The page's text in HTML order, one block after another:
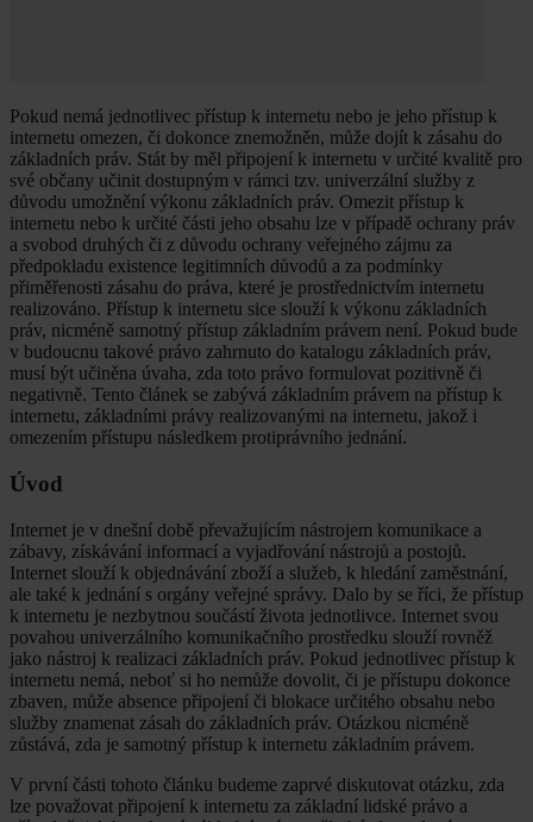
Pokud nemá jednotlivec přístup k internetu nebo je jeho přístup k
internetu omezen, či dokonce znemožněn, může dojít k zásahu do
základních práv. Stát by měl připojení k internetu v určité kvalitě pro
své občany učinit dostupným v rámci tzv. univerzální služby z
důvodu umožnění výkonu základních práv. Omezit přístup k
internetu nebo k určité části jeho obsahu lze v případě ochrany práv
a svobod druhých či z důvodu ochrany veřejného zájmu za
předpokladu existence legitimních důvodů a za podmínky
přiměřenosti zásahu do práva, které je prostřednictvím internetu
realizováno. Přístup k internetu sice slouží k výkonu základních
práv, nicméně samotný přístup základním právem není. Pokud bude
v budoucnu takové právo zahrnuto do katalogu základních práv,
musí být učiněna úvaha, zda toto právo formulovat pozitivně či
negativně. Tento článek se zabývá základním právem na přístup k
internetu, základními právy realizovanými na internetu, jakož i
omezením přístupu následkem protiprávního jednání.
Úvod
Internet je v dnešní době převažujícím nástrojem komunikace a
zábavy, získávání informací a vyjadřování nástrojů a postojů.
Internet slouží k objednávání zboží a služeb, k hledání zaměstnání,
ale také k jednání s orgány veřejné správy. Dalo by se říci, že přístup
k internetu je nezbytnou součástí života jednotlivce. Internet svou
povahou univerzálního komunikačního prostředku slouží rovněž
jako nástroj k realizaci základních práv. Pokud jednotlivec přístup k
internetu nemá, neboť si ho nemůže dovolit, či je přístupu dokonce
zbaven, může absence připojení či blokace určitého obsahu nebo
služby znamenat zásah do základních práv. Otázkou nicméně
zůstává, zda je samotný přístup k internetu základním právem.
V první části tohoto článku budeme zaprvé diskutovat otázku, zda
lze považovat připojení k internetu za základní lidské právo a